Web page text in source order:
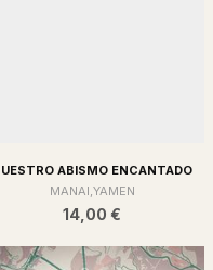
ABISMO ENCANTADO
MANAI,YAMEN
14,00 €